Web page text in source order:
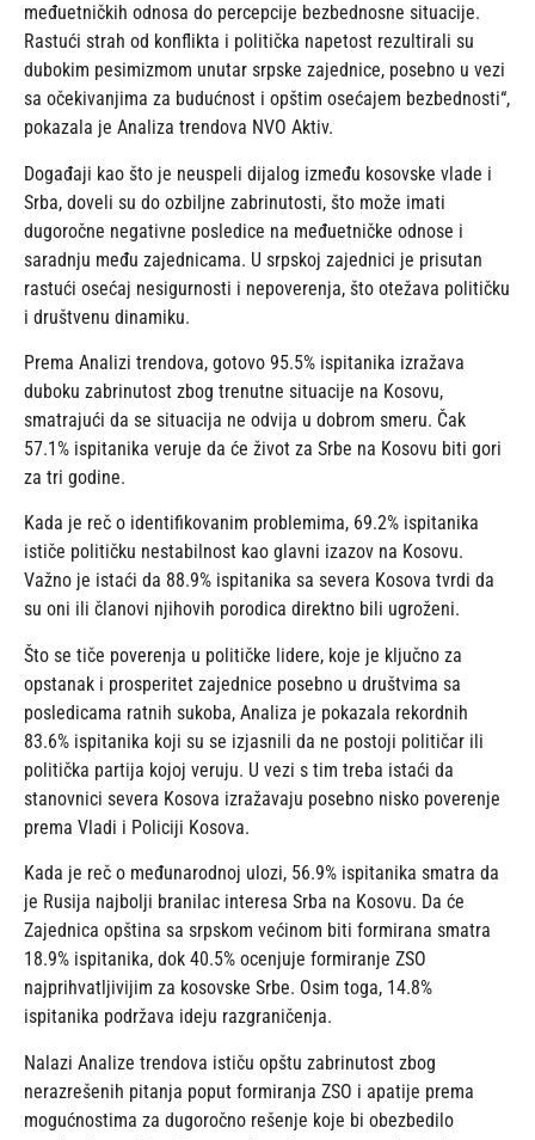
međuetničkih odnosa do percepcije bezbednosne situacije.
Rastući strah od konflikta i politička napetost rezultirali su
dubokim pesimizmom unutar srpske zajednice, posebno u vezi
sa očekivanjima za budućnost i opštim osećajem bezbednosti“,
pokazala je Analiza trendova NVO Aktiv.
Događaji kao što je neuspeli dijalog između kosovske vlade i
Srba, doveli su do ozbiljne zabrinutosti, što može imati
dugoročne negativne posledice na međuetničke odnose i
saradnju među zajednicama. U srpskoj zajednici je prisutan
rastući osećaj nesigurnosti i nepoverenja, što otežava političku
i društvenu dinamiku.
Prema Analizi trendova, gotovo 95.5% ispitanika izražava
duboku zabrinutost zbog trenutne situacije na Kosovu,
smatrajući da se situacija ne odvija u dobrom smeru. Čak
57.1% ispitanika veruje da će život za Srbe na Kosovu biti gori
za tri godine.
Kada je reč o identifikovanim problemima, 69.2% ispitanika
ističe političku nestabilnost kao glavni izazov na Kosovu.
Važno je istaći da 88.9% ispitanika sa severa Kosova tvrdi da
su oni ili članovi njihovih porodica direktno bili ugroženi.
Što se tiče poverenja u političke lidere, koje je ključno za
opstanak i prosperitet zajednice posebno u društvima sa
posledicama ratnih sukoba, Analiza je pokazala rekordnih
83.6% ispitanika koji su se izjasnili da ne postoji političar ili
politička partija kojoj veruju. U vezi s tim treba istaći da
stanovnici severa Kosova izražavaju posebno nisko poverenje
prema Vladi i Policiji Kosova.
Kada je reč o međunarodnoj ulozi, 56.9% ispitanika smatra da
je Rusija najbolji branilac interesa Srba na Kosovu. Da će
Zajednica opština sa srpskom većinom biti formirana smatra
18.9% ispitanika, dok 40.5% ocenjuje formiranje ZSO
najprihvatljivijim za kosovske Srbe. Osim toga, 14.8%
ispitanika podržava ideju razgraničenja.
Nalazi Analize trendova ističu opštu zabrinutost zbog
nerazrešenih pitanja poput formiranja ZSO i apatije prema
mogućnostima za dugoročno rešenje koje bi obezbedilo